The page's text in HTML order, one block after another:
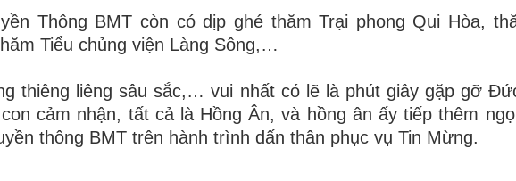
Thông BMT còn có dịp ghé thăm Trại phong Qui Hòa,
Tiểu chủng viện Làng Sông,…
thiêng liêng sâu sắc,… vui nhất có lẽ là phút giây gặp gỡ
cảm nhận, tất cả là Hồng Ân, và hồng ân ấy tiếp thêm
thông BMT trên hành trình dấn thân phục vụ Tin Mừng.